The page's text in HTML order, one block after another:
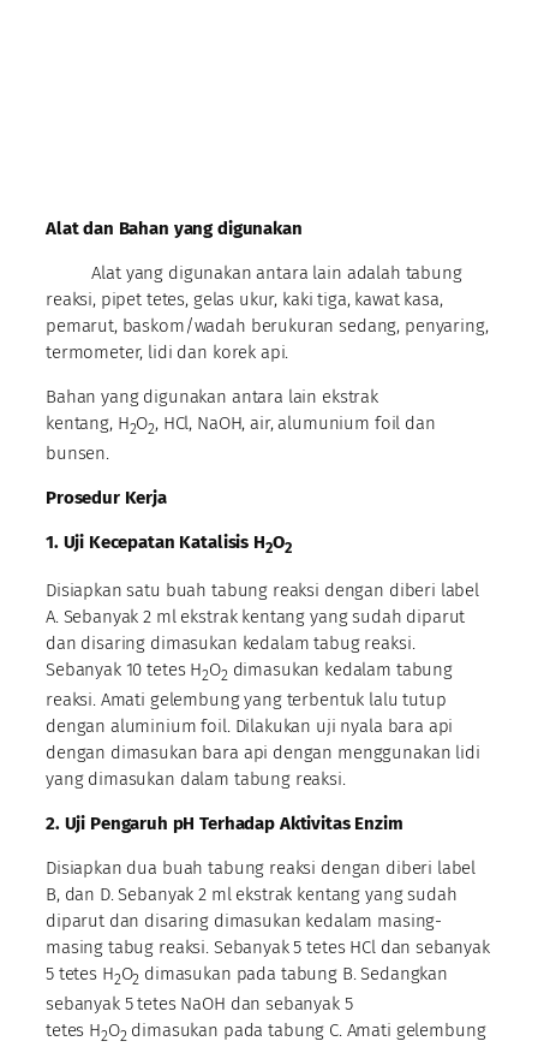
Alat dan Bahan yang digunakan
Alat yang digunakan antara lain adalah tabung
reaksi, pipet tetes, gelas ukur, kaki tiga, kawat kasa,
pemarut, baskom/wadah berukuran sedang, penyaring,
termometer, lidi dan korek api.
Bahan yang digunakan antara lain ekstrak
kentang, H2O2, HCl, NaOH, air, alumunium foil dan
bunsen.
Prosedur Kerja
1. Uji Kecepatan Katalisis H2O2
Disiapkan satu buah tabung reaksi dengan diberi label
A. Sebanyak 2 ml ekstrak kentang yang sudah diparut
dan disaring dimasukan kedalam tabug reaksi.
Sebanyak 10 tetes H2O2 dimasukan kedalam tabung
reaksi. Amati gelembung yang terbentuk lalu tutup
dengan aluminium foil. Dilakukan uji nyala bara api
dengan dimasukan bara api dengan menggunakan lidi
yang dimasukan dalam tabung reaksi.
2. Uji Pengaruh pHTerhadap Aktivitas Enzim
Disiapkan dua buah tabung reaksi dengan diberi label
B, dan D. Sebanyak 2 ml ekstrak kentang yang sudah
diparut dan disaring dimasukan kedalam masing-
masing tabug reaksi. Sebanyak 5 tetes HCl dan sebanyak
5 tetes H2O2 dimasukan pada tabung B. Sedangkan
sebanyak 5 tetes NaOH dan sebanyak 5
tetes H2O2 dimasukan pada tabung C. Amati gelembung